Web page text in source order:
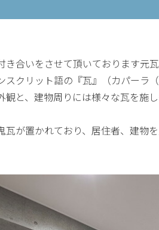
合いをさせて頂いております元瓦
クリット語の『瓦』（カパーラ
観と、建物周りには様々な瓦を施
が置かれており、居住者、建物を